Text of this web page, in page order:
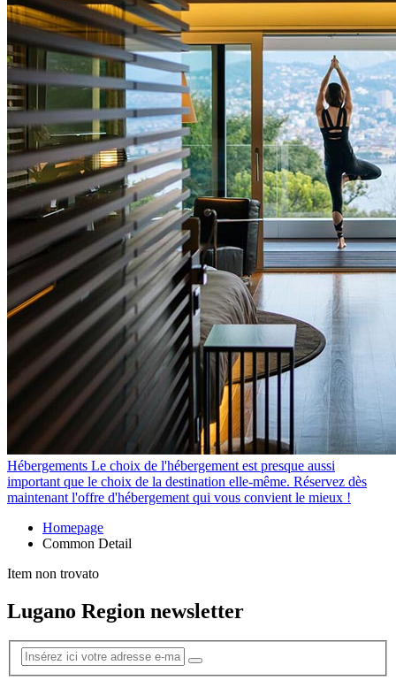
Hébergements Le choix de l'hébergement est presque aussi
important que le choix de la destination elle-même. Réservez dès
maintenant l'offre d'hébergement qui vous convient le mieux !
Homepage
Common Detail
Item non trovato
Lugano Region newsletter